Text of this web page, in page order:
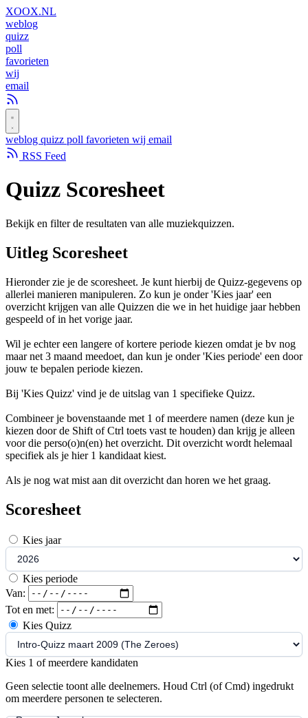
XOOX.NL
weblog
quizz
poll
favorieten
wij
email
weblog quizz poll favorieten wij email
RSS Feed
Quizz Scoresheet
Bekijk en filter de resultaten van alle muziekquizzen.
Uitleg Scoresheet
Hieronder zie je de scoresheet. Je kunt hierbij de Quizz-gegevens op
allerlei manieren manipuleren. Zo kun je onder 'Kies jaar' een
overzicht krijgen van alle Quizzen die we in het huidige jaar hebben
gespeeld of in het vorige jaar.
Wil je echter een langere of kortere periode kiezen omdat je bv nog
maar net 3 maand meedoet, dan kun je onder 'Kies periode' een door
jouw te bepalen periode kiezen.
Bij 'Kies Quizz' vind je de uitslag van 1 specifieke Quizz.
Combineer je bovenstaande met 1 of meerdere namen (deze kun je
kiezen door de Shift of Ctrl toets vast te houden) dan krijg je alleen
voor die perso(o)n(en) het overzicht. Dit overzicht wordt helemaal
specifiek als je hier 1 kandidaat kiest.
Als je nog wat mist aan dit overzicht dan horen we het graag.
Scoresheet
Kies jaar
Kies periode
Van:
Tot en met:
Kies Quizz
Kies 1 of meerdere kandidaten
Geen selectie toont alle deelnemers. Houd Ctrl (of Cmd) ingedrukt
om meerdere personen te selecteren.